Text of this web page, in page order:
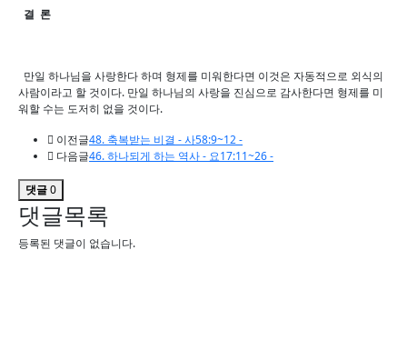
결 론
만일 하나님을 사랑한다 하며 형제를 미워한다면 이것은 자동적으로 외식의
사람이라고 할 것이다. 만일 하나님의 사랑을 진심으로 감사한다면 형제를 미
워할 수는 도저히 없을 것이다.
이전글
48. 축복받는 비결 - 사58:9~12 -
다음글
46. 하나되게 하는 역사 - 요17:11~26 -
댓글0
댓글목록
등록된 댓글이 없습니다.